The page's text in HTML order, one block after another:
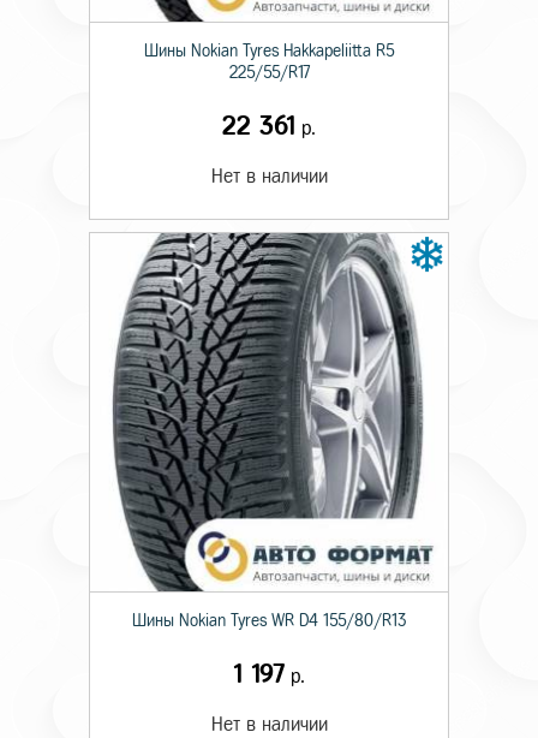
Шины Nokian Tyres Hakkapeliitta R5
225/55/R17
22 361 р.
Нет в наличии
Шины Nokian Tyres WR D4 155/80/R13
1 197 р.
Нет в наличии